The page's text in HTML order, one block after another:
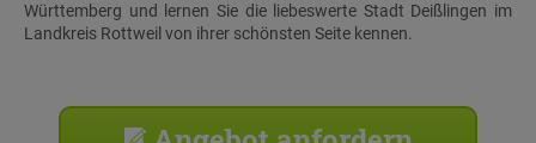
Württemberg und lernen Sie die liebeswerte Stadt Deißlingen im
Landkreis Rottweil von ihrer schönsten Seite kennen.